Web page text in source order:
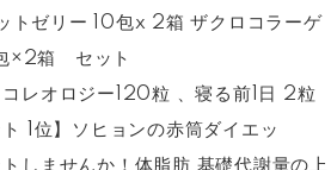
トゼリー 10包x 2箱 ザクロコラーゲ
×2箱 セット
レオロジー120粒 、寝る前1日 2粒
1位】ソヒョンの赤筒ダイエッ
しませんか！体脂肪 基礎代謝量の上